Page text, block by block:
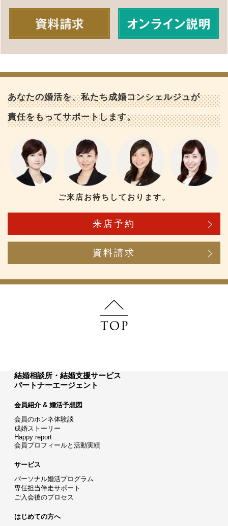
あなたの婚活を、私たち成婚コンシェルジュが
責任をもってサポートします。
ご来店お待ちしております。
来店予約
資料請求
結婚相談所・結婚支援サービス
パートナーエージェント
会員紹介 & 婚活予想図
会員のホンネ体験談
成婚ストーリー
Happy report
会員プロフィールと活動実績
サービス
パーソナル婚活プログラム
専任担当伴走サポート
ご入会後のプロセス
はじめての方へ